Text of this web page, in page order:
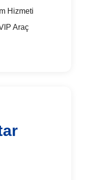
Hizmeti
Araç